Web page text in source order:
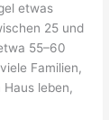
etwas
25 und
55–60
Familien,
Haus leben,